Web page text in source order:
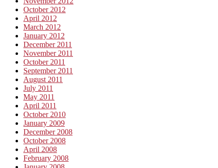
October 2012
April 2012
March 2012
January 2012
December 2011
November 2011
October 2011
September 2011
August 2011
July 2011
May 2011
April 2011
October 2010
January 2009
December 2008
October 2008
April 2008
February 2008